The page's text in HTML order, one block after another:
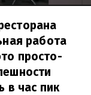
работа
просто-
в час пик